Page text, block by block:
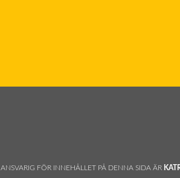
ANSVARIG FÖR INNEHÅLLET PÅ DENNA SIDA ÄR